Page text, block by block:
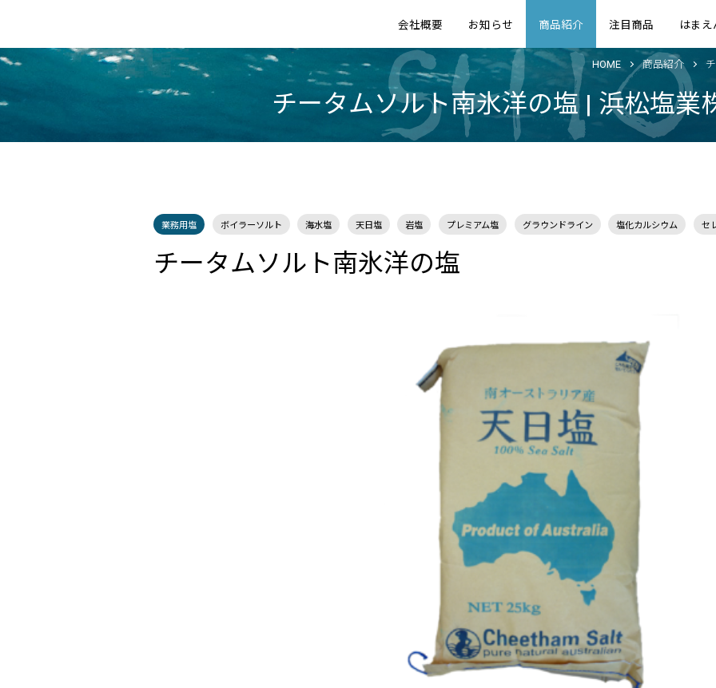
会社概要 お知らせ 商品紹介 注目商品 はまえ
HOME 商品紹介
チータムソルト南氷洋の塩 | 浜松塩業
業務用塩 ボイラーソルト 海水塩 天日塩 岩塩 プレミアム塩 グラウンドライン 塩化カルシウム セ
チータムソルト南氷洋の塩